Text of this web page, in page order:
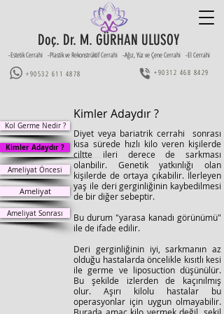
-Estetik Cerrahi -Plastik ve Rekonstrüktif Cerrahi -Ağız, Yüz ve Çene Cerrahi -El Cerrahi
Doç. Dr. M. GÜRHAN ULUSOY
+90532 611 4878 +90312 468 8429
Kimler Adaydır ?
Kol Germe Nedir ?
Kimler Adaydır ?
Ameliyat Öncesi
Ameliyat
Ameliyat Sonrası
Diyet veya bariatrik cerrahi sonrası
kısa sürede hızlı kilo veren kişilerde
ciltte ileri derece de sarkması
olanbilir. Genetik yatkınlığı olan
kişilerde de ortaya çıkabilir. İlerleyen
yaş ile deri gerginliğinin kaybedilmesi
de bir diğer sebeptir.
Bu durum "yarasa kanadı görünümü"
ile de ifade edilir.
Deri gerginliğinin iyi, sarkmanın az
olduğu hastalarda öncelikle kısıtlı kesi
ile germe ve liposuction düşünülür.
Bu şekilde izlerden de kaçınılmış
olur. Aşırı kilolu hastalar bu
operasyonlar için uygun olmayabilir.